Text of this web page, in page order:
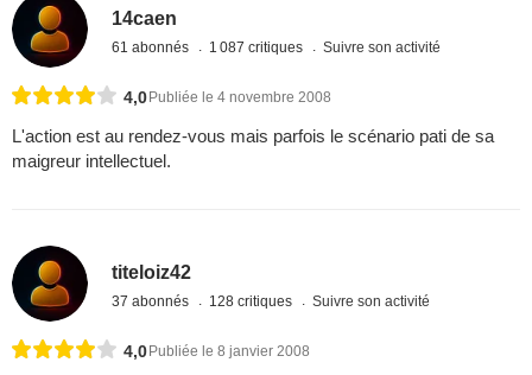
14caen
61 abonnés 1 087 critiques Suivre son activité
4,0Publiée le 4 novembre 2008
L'action est au rendez-vous mais parfois le scénario pati de sa
maigreur intellectuel.
titeloiz42
37 abonnés 128 critiques Suivre son activité
4,0Publiée le 8 janvier 2008